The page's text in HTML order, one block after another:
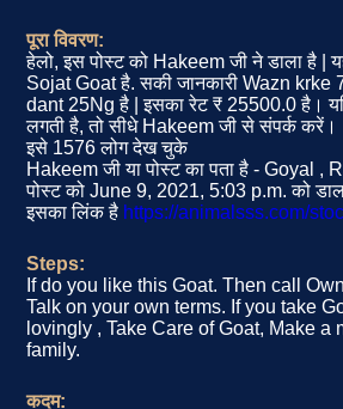
पूरा विवरण:
हेलो, इस पोस्ट को Hakeem जी ने डाला है |
Sojat Goat है. सकी जानकारी Wazn krke
dant 25Ng है | इसका रेट ₹ 25500.0 है।
लगती है, तो सीधे Hakeem जी से संपर्क करें।
इसे 1576 लोग देख चुके
Hakeem जी या पोस्ट का पता है - Goyal ,
पोस्ट को June 9, 2021, 5:03 p.m. को डाला
इसका लिंक है https://animalsss.com/
Steps:
If do you like this Goat. Then call
Talk on your own terms. If you take
lovingly , Take Care of Goat, Make a
family.
कदम: